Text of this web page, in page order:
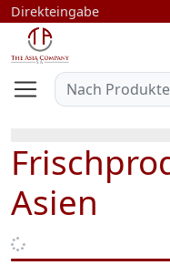
Direkteingabe
Asien